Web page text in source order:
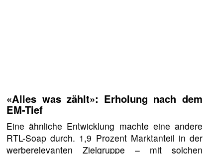
«Alles was zählt»: Erholung nach dem
EM-Tief
Eine ähnliche Entwicklung machte eine andere
RTL-Soap durch. 1,9 Prozent Marktanteil in der
werberelevanten Zielgruppe – mit solchen